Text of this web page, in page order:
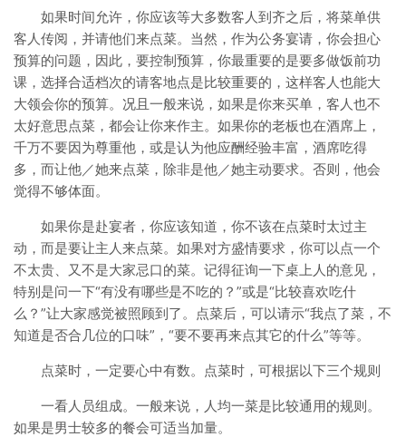
如果时间允许，你应该等大多数客人到齐之后，将菜单供
客人传阅，并请他们来点菜。当然，作为公务宴请，你会担心
预算的问题，因此，要控制预算，你最重要的是要多做饭前功
课，选择合适档次的请客地点是比较重要的，这样客人也能大
大领会你的预算。况且一般来说，如果是你来买单，客人也不
太好意思点菜，都会让你来作主。如果你的老板也在酒席上，
千万不要因为尊重他，或是认为他应酬经验丰富，酒席吃得
多，而让他／她来点菜，除非是他／她主动要求。否则，他会
觉得不够体面。
如果你是赴宴者，你应该知道，你不该在点菜时太过主
动，而是要让主人来点菜。如果对方盛情要求，你可以点一个
不太贵、又不是大家忌口的菜。记得征询一下桌上人的意见，
特别是问一下“有没有哪些是不吃的？”或是“比较喜欢吃什
么？”让大家感觉被照顾到了。点菜后，可以请示“我点了菜，不
知道是否合几位的口味”，“要不要再来点其它的什么”等等。
点菜时，一定要心中有数。点菜时，可根据以下三个规则
一看人员组成。一般来说，人均一菜是比较通用的规则。
如果是男士较多的餐会可适当加量。